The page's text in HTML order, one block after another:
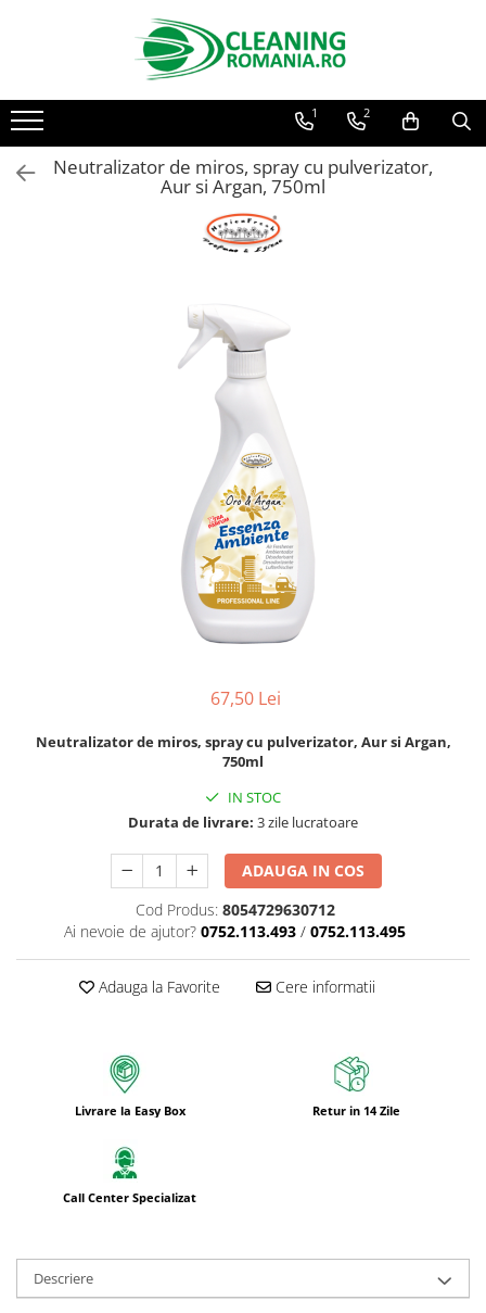
Toate Produsele
Curatenie & Intretinere Casa
Detergenti si solutii concentrate
pentru pardoseli
Produse Bio pentru Casa
Detergenti si solutii universale
Detergenti si solutii pentru
suprafete de lemn si mobila
Detergenti si solutii pentru baie
Detergenti de vase si solutii
Detergenti Rufe & Intretinere
Neutralizare miros si odorizare
rufe
Vopsea pentru articole textile si
Articole complementare
Articole Menaj & Accesorii pentru
Lavete si seturi lavete
Bureti pentru vase si bucatarie
frigider/congelator
Saci si manusi menaj, folii
alimentare si hartie de copt
Mopuri,seturi cu mop si accesorii
Maturi,farase si galeti simple/cu
Manere si cozi pentru maturi si
mopuri
1 2
Neutralizator de miros, spray cu pulverizator,
Aur si Argan, 750ml
67,50 Lei
Neutralizator de miros, spray cu pulverizator, Aur si Argan,
750ml
IN STOC
Durata de livrare: 3 zile lucratoare
ADAUGA IN COS
Cod Produs: 8054729630712
Ai nevoie de ajutor? 0752.113.493 / 0752.113.495
Adauga la Favorite Cere informatii
Livrare la Easy Box Retur in 14 Zile
Call Center Specializat
Descriere